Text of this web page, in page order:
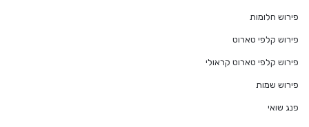
פירוש חלומות
פירוש קלפי טארוט
פירוש קלפי טארוט קראולי
פירוש שמות
פנג שואי